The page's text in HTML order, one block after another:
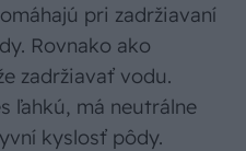
pri zadržiavaní
Rovnako ako
zadržiavať vodu.
ľahkú, má neutrálne
kyslosť pôdy.